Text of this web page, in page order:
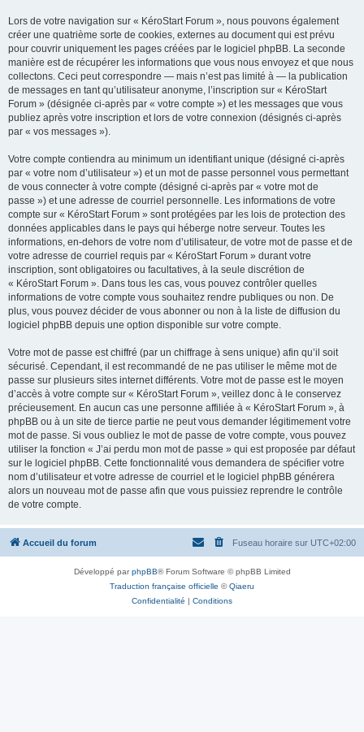
Lors de votre navigation sur « KéroStart Forum », nous pouvons également
créer une quatrième sorte de cookies, externes au document qui est prévu
pour couvrir uniquement les pages créées par le logiciel phpBB. La seconde
manière est de récupérer les informations que vous nous envoyez et que nous
collectons. Ceci peut correspondre — mais n’est pas limité à — la publication
de messages en tant qu’utilisateur anonyme, l’inscription sur « KéroStart
Forum » (désignée ci-après par « votre compte ») et les messages que vous
publiez après votre inscription et lors de votre connexion (désignés ci-après
par « vos messages »).
Votre compte contiendra au minimum un identifiant unique (désigné ci-après
par « votre nom d’utilisateur ») et un mot de passe personnel vous permettant
de vous connecter à votre compte (désigné ci-après par « votre mot de
passe ») et une adresse de courriel personnelle. Les informations de votre
compte sur « KéroStart Forum » sont protégées par les lois de protection des
données applicables dans le pays qui héberge notre serveur. Toutes les
informations, en-dehors de votre nom d’utilisateur, de votre mot de passe et de
votre adresse de courriel requis par « KéroStart Forum » durant votre
inscription, sont obligatoires ou facultatives, à la seule discrétion de
« KéroStart Forum ». Dans tous les cas, vous pouvez contrôler quelles
informations de votre compte vous souhaitez rendre publiques ou non. De
plus, vous pouvez décider de vous abonner ou non à la liste de diffusion du
logiciel phpBB depuis une option disponible sur votre compte.
Votre mot de passe est chiffré (par un chiffrage à sens unique) afin qu’il soit
sécurisé. Cependant, il est recommandé de ne pas utiliser le même mot de
passe sur plusieurs sites internet différents. Votre mot de passe est le moyen
d’accès à votre compte sur « KéroStart Forum », veillez donc à le conservez
précieusement. En aucun cas une personne affiliée à « KéroStart Forum », à
phpBB ou à un site de tierce partie ne peut vous demander légitimement votre
mot de passe. Si vous oubliez le mot de passe de votre compte, vous pouvez
utiliser la fonction « J’ai perdu mon mot de passe » qui est proposée par défaut
sur le logiciel phpBB. Cette fonctionnalité vous demandera de spécifier votre
nom d’utilisateur et votre adresse de courriel et le logiciel phpBB générera
alors un nouveau mot de passe afin que vous puissiez reprendre le contrôle
de votre compte.
Accueil du forum Fuseau horaire sur UTC+02:00
Développé parphpBB® Forum Software © phpBB Limited
Traduction française officielle ©Qiaeru
Confidentialité | Conditions